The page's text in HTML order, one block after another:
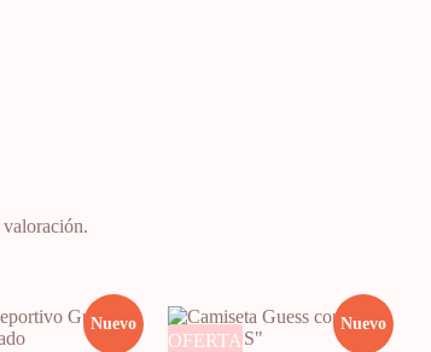
valoración.
Nuevo
OFERTA
Nuevo